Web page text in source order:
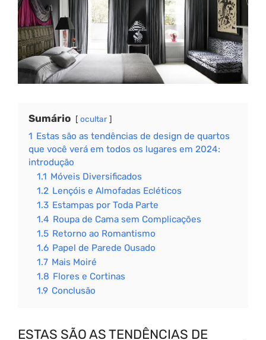
Sumário ocultar
1 Estas são as tendências de design de quartos
que você verá em todos os lugares em 2024:
introdução
1.1 Móveis Diversificados
1.2 Lençóis e Almofadas Ecléticos
1.3 Estampas por Toda Parte
1.4 Roupa de Cama sem Complicações
1.5 Retorno ao Romantismo
1.6 Papel de Parede Ousado
1.7 Mais Moiré
1.8 Flores e Cortinas
1.9 Conclusão
ESTAS SÃO AS TENDÊNCIAS DE